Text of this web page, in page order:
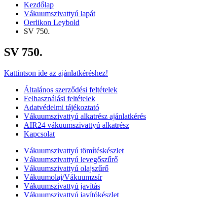
Kezdőlap
Vákuumszivattyú lapát
Oerlikon Leybold
SV 750.
SV 750.
Kattintson ide az ajánlatkéréshez!
Általános szerződési feltételek
Felhasználási feltételek
Adatvédelmi tájékoztató
Vákuumszivattyú alkatrész ajánlatkérés
AIR24 vákuumszivattyú alkatrész
Kapcsolat
Vákuumszivattyú tömítéskészlet
Vákuumszivattyú levegőszűrő
Vákuumszivattyú olajszűrő
Vákuumolaj/Vákuumzsír
Vákuumszivattyú javítás
Vákuumszivattyú javítókészlet